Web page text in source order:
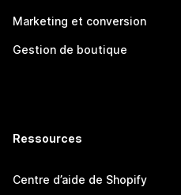
Marketing et conversion
Gestion de boutique
Ressources
Centre d’aide de Shopify